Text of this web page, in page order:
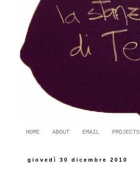
HOME ABOUT EMAIL PROJECTS
giovedì 30 dicembre 2010